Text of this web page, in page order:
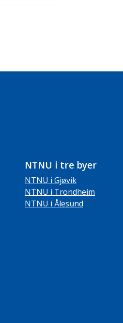
NTNU i tre byer
NTNU i Gjøvik
NTNU i Trondheim
NTNU i Ålesund